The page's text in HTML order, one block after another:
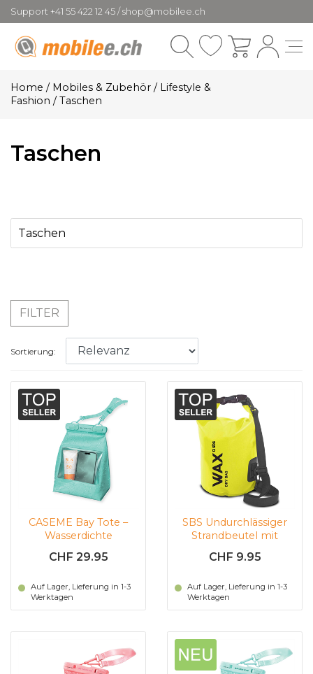
Support +41 55 422 12 45 / shop@mobilee.ch
Home / Mobiles & Zubehör / Lifestyle &
Fashion /Taschen
Taschen
Taschen
FILTER
Sortierung:
CASEME Bay Tote –
Wasserdichte
(Green)
CHF 29.95
Auf Lager, Lieferung in 1-3
Werktagen
SBS Undurchlässiger
Strandbeutel mit
CHF 9.95
Auf Lager, Lieferung in 1-3
Werktagen